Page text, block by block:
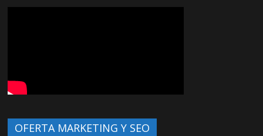
OFERTA MARKETING Y SEO